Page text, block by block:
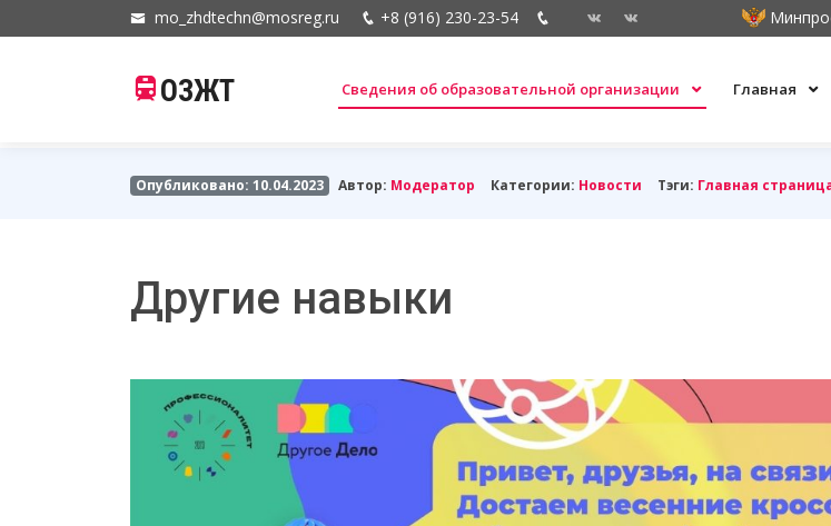
mo_zhdtechn@mosreg.ru +8 (916) 230-23-54
ОЗЖТ Сведения об образовательной организации Главная
Опубликовано: 10.04.2023 Автор: Модератор Категории: Новости Тэги: Главная
Другие навыки